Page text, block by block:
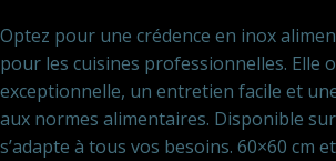
prix :
20,00 €
à
90,00 €
Optez pour une crédence en inox
pour les cuisines professionnelles. Elle
exceptionnelle, un entretien facile et
aux normes alimentaires. Disponible
s’adapte à tous vos besoins. 60×60 cm